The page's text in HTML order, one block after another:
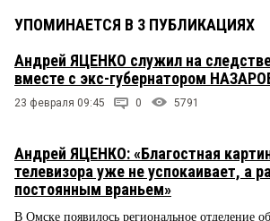
УПОМИНАЕТСЯ В 3 ПУБЛИКАЦИЯХ
Андрей ЯЦЕНКО служил на
вместе с экс-губернатором
23 февраля 09:45 0 5791
Андрей ЯЦЕНКО: «Благостная
телевизора уже не успокаивает, а
постоянным враньем»
В Омске появилось региональное отделение